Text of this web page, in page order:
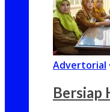
Advertorial
Bersiap